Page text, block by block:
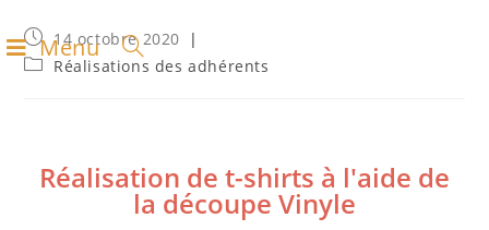
Menu
14 octobre 2020
Réalisations des adhérents
Réalisation de t-shirts à l'aide de
la découpe Vinyle